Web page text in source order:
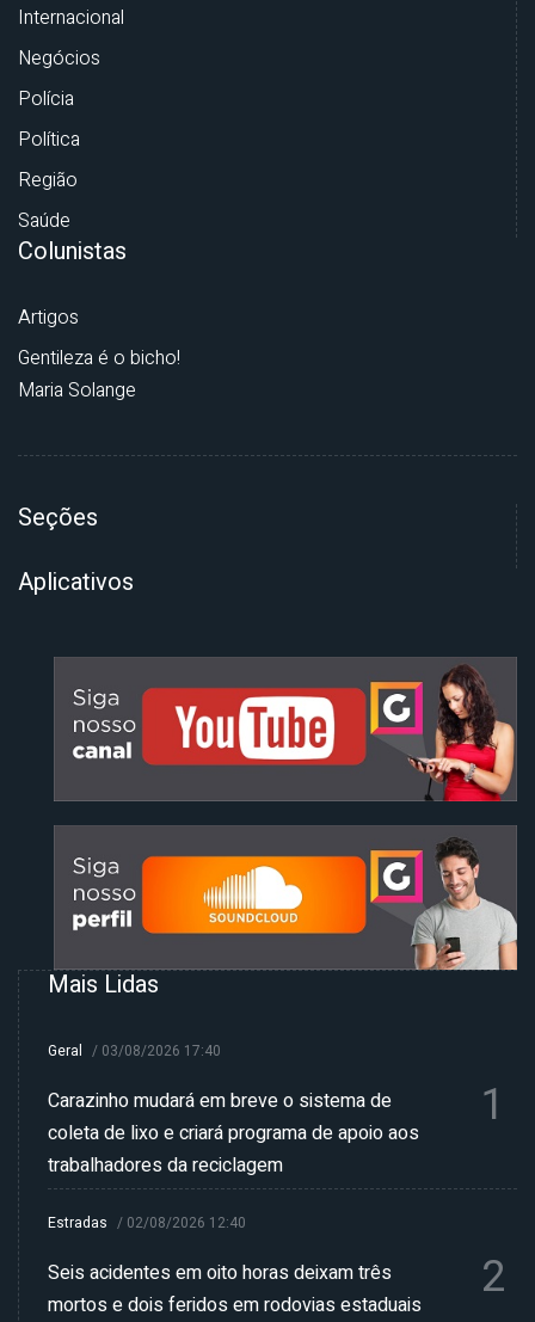
Internacional
Negócios
Polícia
Política
Região
Saúde
Colunistas
Artigos
Gentileza é o bicho!
Maria Solange
Seções
Aplicativos
Mais Lidas
Geral / 03/08/2026 17:40
Carazinho mudará em breve o sistema de
coleta de lixo e criará programa de apoio aos
trabalhadores da reciclagem
1
Estradas / 02/08/2026 12:40
Seis acidentes em oito horas deixam três
mortos e dois feridos em rodovias estaduais
2